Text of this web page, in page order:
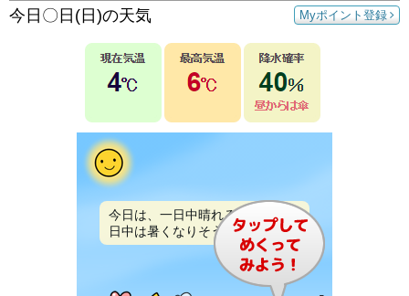
Myポイント登録
今日〇日(日)の天気
今日は、一日中晴れるでしょう。
日中は暑くなりそうです。